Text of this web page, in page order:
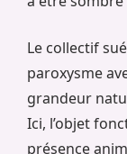
Le collectif
paroxysme
grandeur
Ici, l’objet
présence